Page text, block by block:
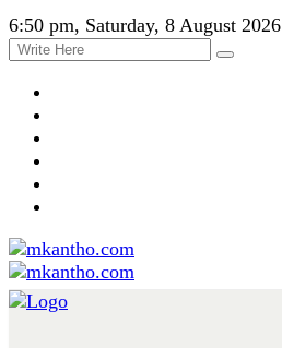
6:50 pm, Saturday, 8 August 2026